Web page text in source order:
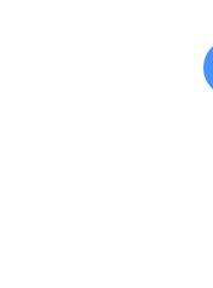
vnými letenkami od ob